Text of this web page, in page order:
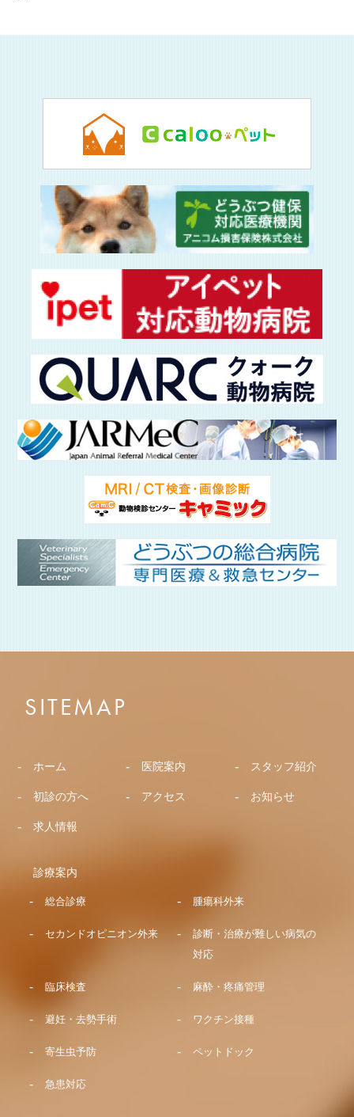
SITEMAP
ホーム 医院案内 スタッフ紹介
初診の方へ アクセス お知らせ
求人情報
診療案内
総合診療 腫瘍科外来
セカンドオピニオン外来
診断・治療が難しい病気の
対応
臨床検査 麻酔・疼痛管理
避妊・去勢手術 ワクチン接種
寄生虫予防 ペットドック
急患対応